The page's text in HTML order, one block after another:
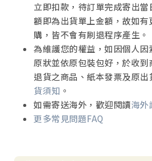
立即扣款，待訂單完成寄出
額即為出貨單上金額，故如
購，皆不會有刷退程序產生。
為維護您的權益，如因個人
原狀並依原包裝包好，於收
退貨之商品、紙本發票及原
貨須知 。
如需寄送海外，歡迎閱讀海外
更多常見問題FAQ